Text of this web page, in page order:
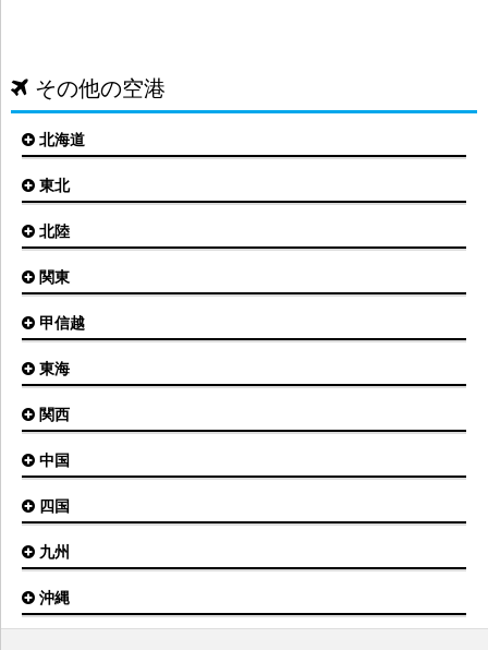
その他の空港
北海道
札幌(新千歳)空港
旭川空港
オホーツク紋別空港
釧路空港
稚内空港
とかち帯広空港
根室中標津空港
奥尻空港
利尻空港
東北
仙台空港
青森空港
三沢空港
福島空港
大館能代空港
庄内空港
山形空港
北陸
小松空港
能登空港
関東
東京(羽田)空港
茨城空港
八丈島空港
甲信越
新潟空港
東海
名古屋(中部)空港
静岡空港
関西
大阪(伊丹)空港
神戸空港
南紀白浜空港
但馬空港
中国
広島空港
山口宇部空港
出雲空港
米子空港
四国
松山空港
徳島空港
九州
福岡空港
鹿児島空港
沖縄